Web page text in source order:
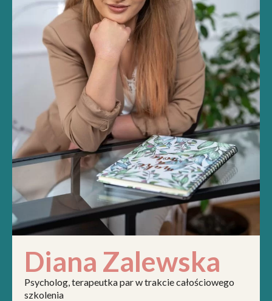
Diana Zalewska
Psycholog, terapeutka par w trakcie całościowego
szkolenia